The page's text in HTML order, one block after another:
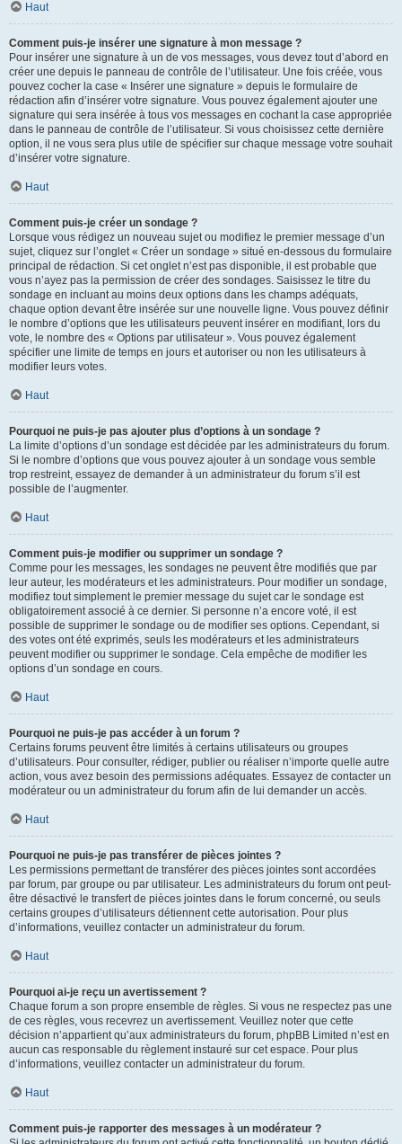
Haut
Comment puis-je insérer une signature à mon message ?
Pour insérer une signature à un de vos messages, vous devez tout d’abord en
créer une depuis le panneau de contrôle de l’utilisateur. Une fois créée, vous
pouvez cocher la case « Insérer une signature » depuis le formulaire de
rédaction afin d’insérer votre signature. Vous pouvez également ajouter une
signature qui sera insérée à tous vos messages en cochant la case appropriée
dans le panneau de contrôle de l’utilisateur. Si vous choisissez cette dernière
option, il ne vous sera plus utile de spécifier sur chaque message votre souhait
d’insérer votre signature.
Haut
Comment puis-je créer un sondage ?
Lorsque vous rédigez un nouveau sujet ou modifiez le premier message d’un
sujet, cliquez sur l’onglet « Créer un sondage » situé en-dessous du formulaire
principal de rédaction. Si cet onglet n’est pas disponible, il est probable que
vous n’ayez pas la permission de créer des sondages. Saisissez le titre du
sondage en incluant au moins deux options dans les champs adéquats,
chaque option devant être insérée sur une nouvelle ligne. Vous pouvez définir
le nombre d’options que les utilisateurs peuvent insérer en modifiant, lors du
vote, le nombre des « Options par utilisateur ». Vous pouvez également
spécifier une limite de temps en jours et autoriser ou non les utilisateurs à
modifier leurs votes.
Haut
Pourquoi ne puis-je pas ajouter plus d’options à un sondage ?
La limite d’options d’un sondage est décidée par les administrateurs du forum.
Si le nombre d’options que vous pouvez ajouter à un sondage vous semble
trop restreint, essayez de demander à un administrateur du forum s’il est
possible de l’augmenter.
Haut
Comment puis-je modifier ou supprimer un sondage ?
Comme pour les messages, les sondages ne peuvent être modifiés que par
leur auteur, les modérateurs et les administrateurs. Pour modifier un sondage,
modifiez tout simplement le premier message du sujet car le sondage est
obligatoirement associé à ce dernier. Si personne n’a encore voté, il est
possible de supprimer le sondage ou de modifier ses options. Cependant, si
des votes ont été exprimés, seuls les modérateurs et les administrateurs
peuvent modifier ou supprimer le sondage. Cela empêche de modifier les
options d’un sondage en cours.
Haut
Pourquoi ne puis-je pas accéder à un forum ?
Certains forums peuvent être limités à certains utilisateurs ou groupes
d’utilisateurs. Pour consulter, rédiger, publier ou réaliser n’importe quelle autre
action, vous avez besoin des permissions adéquates. Essayez de contacter un
modérateur ou un administrateur du forum afin de lui demander un accès.
Haut
Pourquoi ne puis-je pas transférer de pièces jointes ?
Les permissions permettant de transférer des pièces jointes sont accordées
par forum, par groupe ou par utilisateur. Les administrateurs du forum ont peut-
être désactivé le transfert de pièces jointes dans le forum concerné, ou seuls
certains groupes d’utilisateurs détiennent cette autorisation. Pour plus
d’informations, veuillez contacter un administrateur du forum.
Haut
Pourquoi ai-je reçu un avertissement ?
Chaque forum a son propre ensemble de règles. Si vous ne respectez pas une
de ces règles, vous recevrez un avertissement. Veuillez noter que cette
décision n’appartient qu’aux administrateurs du forum, phpBB Limited n’est en
aucun cas responsable du règlement instauré sur cet espace. Pour plus
d’informations, veuillez contacter un administrateur du forum.
Haut
Comment puis-je rapporter des messages à un modérateur ?